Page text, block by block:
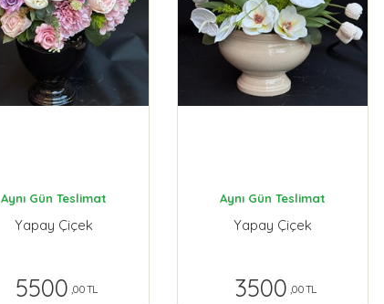
Aynı Gün Teslimat
Yapay Çiçek
5500 ,00 TL
Aynı Gün Teslimat
Yapay Çiçek
3500 ,00 TL